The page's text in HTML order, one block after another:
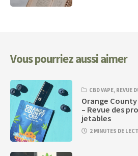
Vous pourriez aussi aimer
CBD VAPE, REVUE
Orange
– Revue des
jetables
2 MINUTES DE